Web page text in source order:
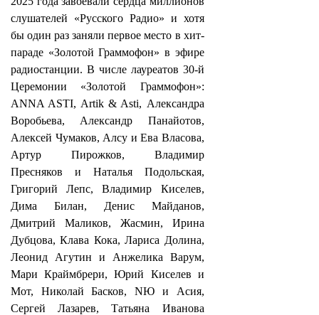
слушателей «Русского Радио» и хотя
бы один раз заняли первое место в хит-
параде «Золотой Граммофон» в эфире
радиостанции. В числе лауреатов 30-й
Церемонии «Золотой Граммофон»:
ANNA ASTI, Artik & Asti, Александра
Воробьева, Александр Панайотов,
Алексей Чумаков, Алсу и Ева Власова,
Артур Пирожков, Владимир
Пресняков и Наталья Подольская,
Григорий Лепс, Владимир Киселев,
Дима Билан, Денис Майданов,
Дмитрий Маликов, Жасмин, Ирина
Дубцова, Клава Кока, Лариса Долина,
Леонид Агутин и Анжелика Варум,
Мари Краймбрери, Юрий Киселев и
Мот, Николай Басков, NЮ и Асия,
Сергей Лазарев, Татьяна Иванова